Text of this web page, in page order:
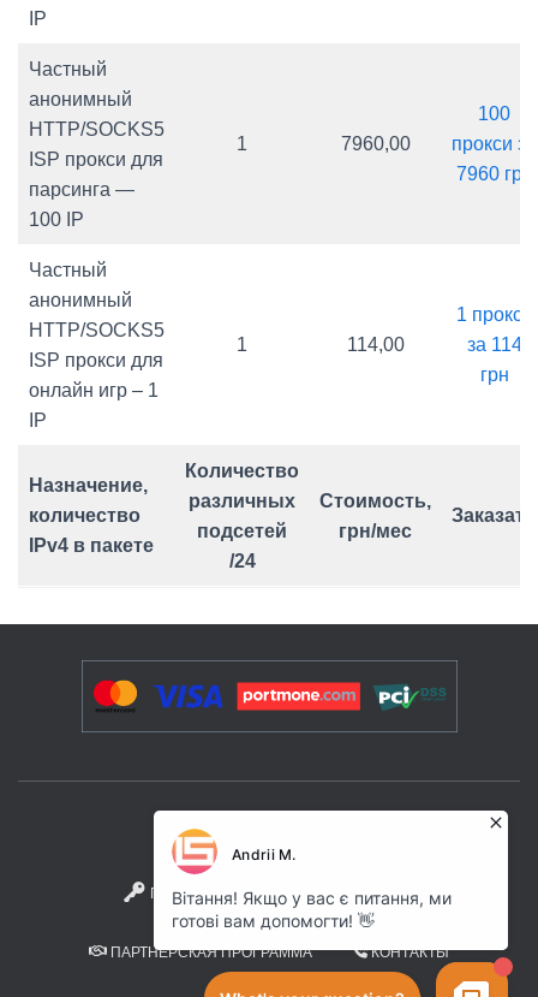
IP
Частный
анонимный
HTTP/SOCKS5
ISP прокси для
парсинга —
100 IP
1 7960,00
100
прокси за
7960 грн
Частный
анонимный
HTTP/SOCKS5
ISP прокси для
онлайн игр – 1
IP
1 114,00
1 прокси
за 114
грн
Назначение,
количество
IPv4 в пакете
Количество
различных
подсетей
/24
Стоимость,
грн/мес
Заказать
УСЛУГИ И РЕШЕНИЯ
ПОЛИТИКА КОНФИДЕНЦИАЛЬНОСТИ
ПАРТНЕРСКАЯ ПРОГРАММА КОНТАКТЫ